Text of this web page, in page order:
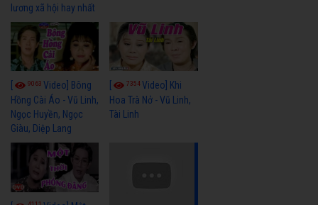
lương xã hội hay nhất
9063 Video] Bông
Hồng Cài Áo - Vũ Linh,
Ngọc Huyền, Ngọc
Giàu, Diệp Lang
7354Video] Khi
Hoa Trà Nở - Vũ Linh,
Tài Linh